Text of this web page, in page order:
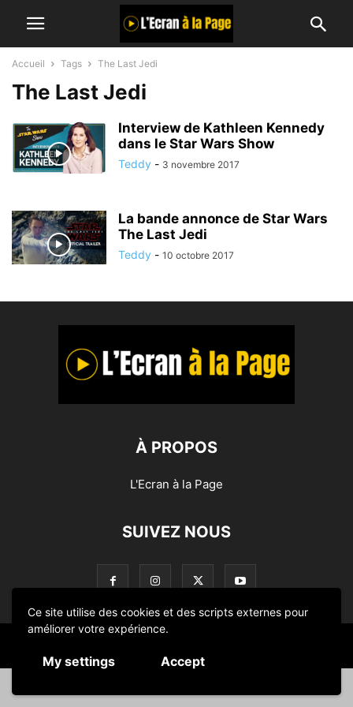
Ce site utilise des cookies et des scripts externes pour
améliorer votre expérience.
My settings Accept
Accueil Tags The Last Jedi
The Last Jedi
Interview de Kathleen Kennedy
dans le Star Wars Show
Teddy - 3 novembre 2017
La bande annonce de Star Wars
The Last Jedi
Teddy - 10 octobre 2017
À PROPOS
L'Ecran à la Page
SUIVEZ NOUS